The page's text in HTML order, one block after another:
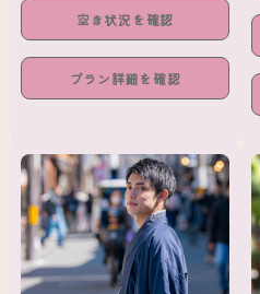
空き状況を確認
プラン詳細を確認